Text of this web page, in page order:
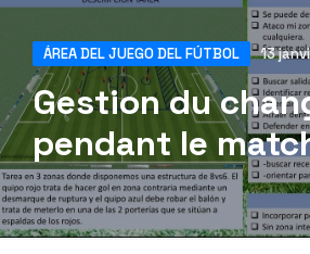
ÁREA DEL JUEGO DEL FÚTBOL 13
Gestion du
pendant le